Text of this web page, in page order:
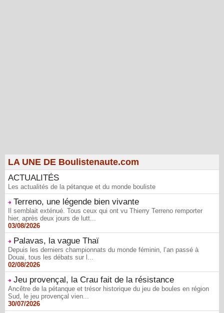
LA UNE DE Boulistenaute.com
ACTUALITÉS
Les actualités de la pétanque et du monde bouliste
Terreno, une légende bien vivante
Il semblait exténué. Tous ceux qui ont vu Thierry Terreno remporter
hier, après deux jours de lutt...
03/08/2026
Palavas, la vague Thaï
Depuis les derniers championnats du monde féminin, l’an passé à
Douai, tous les débats sur l...
02/08/2026
Jeu provençal, la Crau fait de la résistance
Ancêtre de la pétanque et trésor historique du jeu de boules en région
Sud, le jeu provençal vien...
30/07/2026